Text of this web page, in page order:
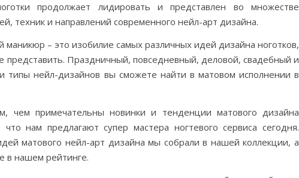
продолжает лидировать и представлен во множестве
техник и направлений современного нейл-арт дизайна.
– это изобилие самых различных идей дизайна ноготков,
представить. Праздничный, повседневный, деловой, свадебный и
типы нейл-дизайнов вы сможете найти в матовом исполнении в
чем примечательны новинки и тенденции матового дизайна
нам предлагают супер мастера ногтевого сервиса сегодня.
матового нейл-арт дизайна мы собрали в нашей коллекции, а
в нашем рейтинге.